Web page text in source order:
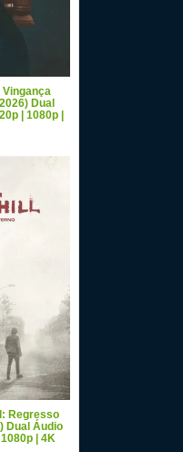
Vingança
Dual
| 1080p |
Regresso
Dual Áudio
| 4K